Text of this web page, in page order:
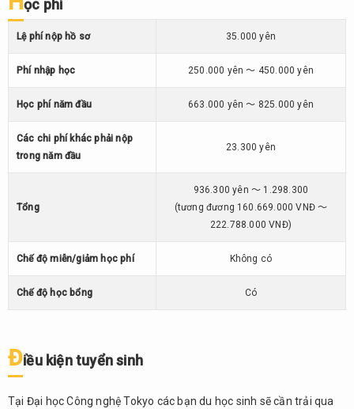
10.4.
Chương
trình
đạo tạo
bậc đại
học
Học
phí
10.6.
sinh
Chính
sách
viên
quốc
ọc phí
Lệ phí nộp hồ sơ 35.000 yên
Phí nhập học 250.000 yên ～ 450.000 yên
Học phí năm đầu 663.000 yên ～ 825.000 yên
Các chi phí khác phải nộp
trong năm đầu
23.300 yên
Tổng
936.300 yên ～ 1.298.300
(tương đương 160.669.000 VNĐ ～
222.788.000 VNĐ)
Chế độ miễn/giảm học phí Không có
Chế độ học bổng Có
Điều kiện tuyển sinh
Tại Đại học Công nghệ Tokyo các bạn du học sinh sẽ cần trải qua